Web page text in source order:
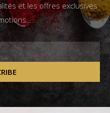
et les offres exclusives